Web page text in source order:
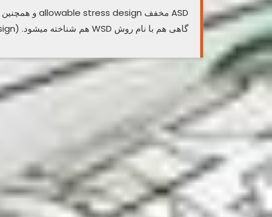
گاهی هم با نام روش WSD هم شناخته میشود. (working stress design)